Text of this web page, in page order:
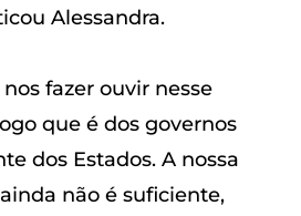
Alessandra.
fazer ouvir nesse
que é dos governos
dos Estados. A nossa
não é suficiente,